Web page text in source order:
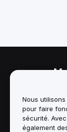
Nous
pour faire
sécurité.
également